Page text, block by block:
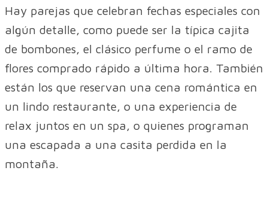
Hay parejas que celebran fechas especiales con
algún detalle, como puede ser la típica cajita
de bombones, el clásico perfume o el ramo de
flores comprado rápido a última hora. También
están los que reservan una cena romántica en
un lindo restaurante, o una experiencia de
relax juntos en un spa, o quienes programan
una escapada a una casita perdida en la
montaña.